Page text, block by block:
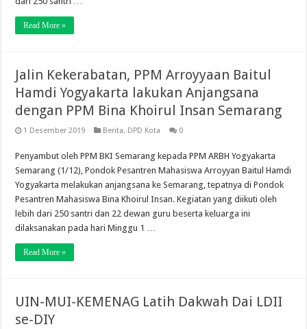
Read More »
Jalin Kekerabatan, PPM Arroyyaan Baitul
Hamdi Yogyakarta lakukan Anjangsana
dengan PPM Bina Khoirul Insan Semarang
1 Desember 2019 Berita, DPD Kota 0
Penyambut oleh PPM BKI Semarang kepada PPM ARBH Yogyakarta
Semarang (1/12), Pondok Pesantren Mahasiswa Arroyyan Baitul Hamdi
Yogyakarta melakukan anjangsana ke Semarang, tepatnya di Pondok
Pesantren Mahasiswa Bina Khoirul Insan. Kegiatan yang diikuti oleh
lebih dari 250 santri dan 22 dewan guru beserta keluarga ini
dilaksanakan pada hari Minggu 1 …
Read More »
UIN-MUI-KEMENAG Latih Dakwah Dai LDII
se-DIY